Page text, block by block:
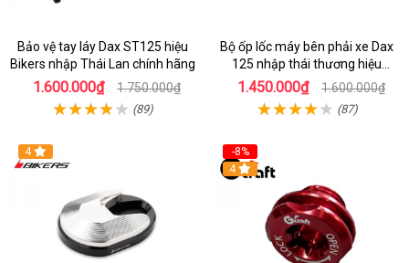
Bảo vệ tay láy Dax ST125 hiệu
Bikers nhập Thái Lan chính hãng
1.600.000₫ 1.750.000₫
(89)
Bộ ốp lốc máy bên phải xe Dax
125 nhập thái thương hiệu
Gcraft
1.450.000₫ 1.600.000₫
(87)
4
-8%
4